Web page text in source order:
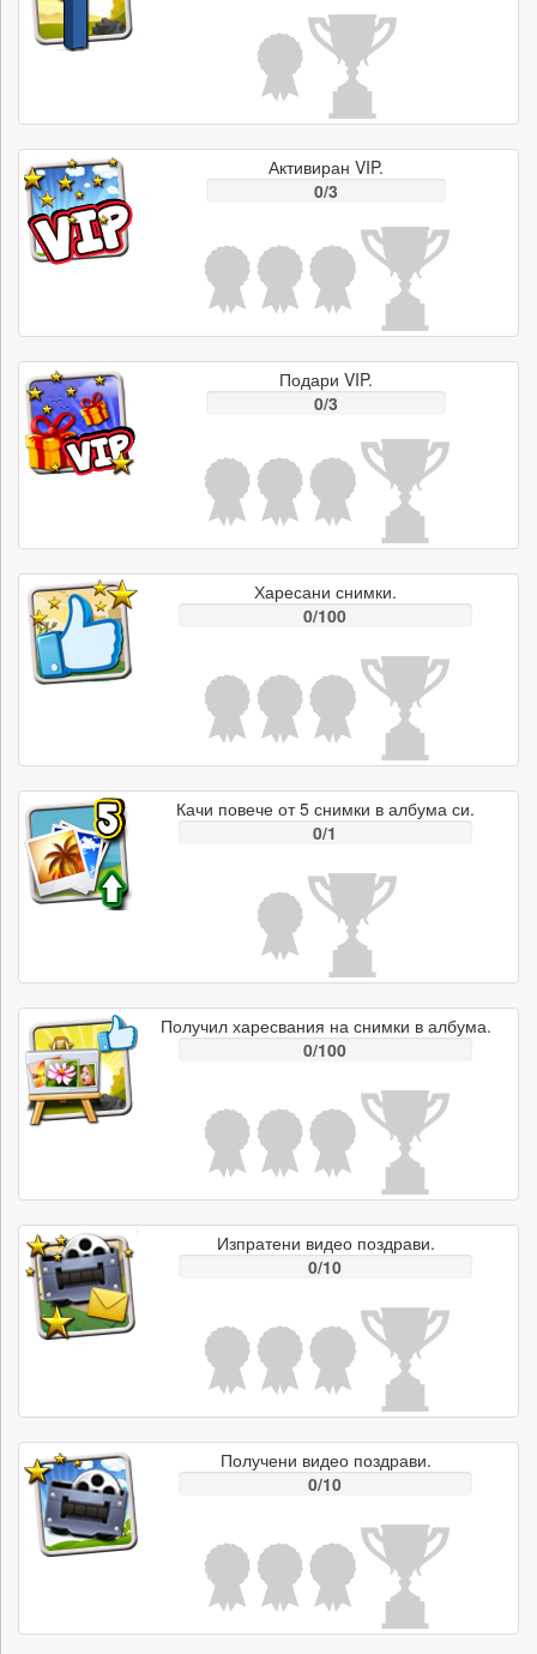
Активиран VIP.
0/3
Подари VIP.
0/3
Харесани снимки.
0/100
Качи повече от 5 снимки в албума си.
0/1
Получил харесвания на снимки в албума.
0/100
Изпратени видео поздрави.
0/10
Получени видео поздрави.
0/10